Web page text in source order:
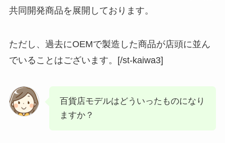
共同開発商品を展開しております。
ただし、過去にOEMで製造した商品が店頭に並ん
でいることはございます。[/st-kaiwa3]
百貨店モデルはどういったものになり
ますか？